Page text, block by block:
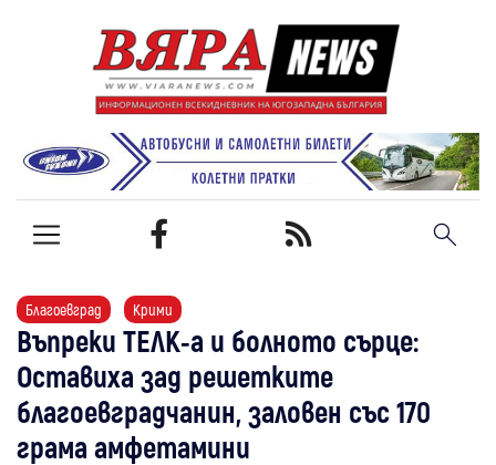
Благоевград Крими
Въпреки ТЕЛК-а и болното сърце:
Оставиха зад решетките
благоевградчанин, заловен със 170
грама амфетамини